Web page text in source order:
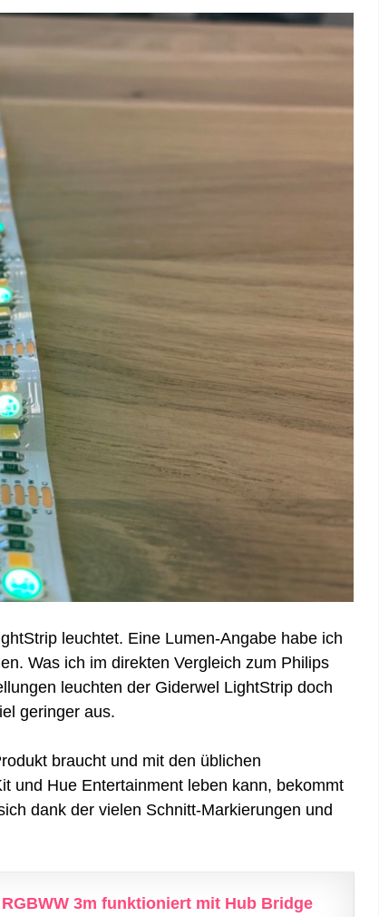
leuchtet. Eine Lumen-Angabe habe ich
Was ich im direkten Vergleich zum Philips
leuchten der Giderwel LightStrip doch
geringer aus.
braucht und mit den üblichen
und Hue Entertainment leben kann, bekommt
dank der vielen Schnitt-Markierungen und
3m funktioniert mit Hub Bridge